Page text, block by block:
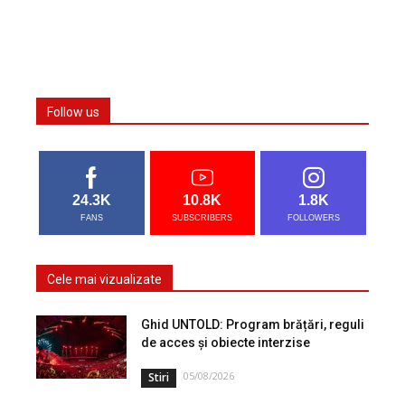
Follow us
24.3K
FANS
10.8K
SUBSCRIBERS
1.8K
FOLLOWERS
Cele mai vizualizate
Ghid UNTOLD: Program brățări, reguli
de acces și obiecte interzise
Stiri 05/08/2026